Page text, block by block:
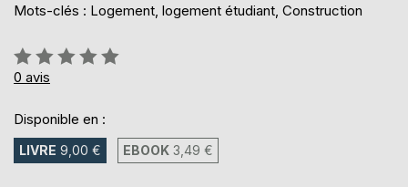
Mots-clés : Logement, logement étudiant, Construction
Évaluation:
0%
0 avis
Disponible en :
LIVRE 9,00 € EBOOK 3,49 €